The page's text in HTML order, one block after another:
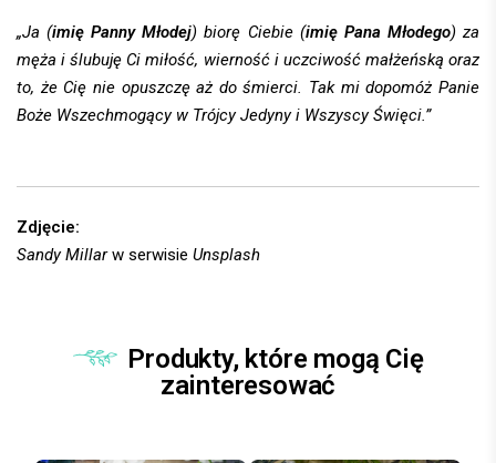
„Ja (imię Panny Młodej) biorę Ciebie (imię Pana Młodego) za
męża i ślubuję Ci miłość, wierność i uczciwość małżeńską oraz
to, że Cię nie opuszczę aż do śmierci. Tak mi dopomóż Panie
Boże Wszechmogący w Trójcy Jedyny i Wszyscy Święci.”
Zdjęcie:
Sandy Millarw serwisie Unsplash
Produkty, które mogą Cię
zainteresować